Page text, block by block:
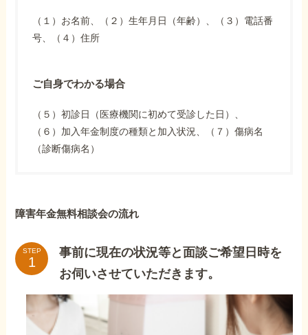
（１）お名前、（２）生年月日（年齢）、（３）電話番
号、（４）住所
ご自身でわかる場合
（５）初診日（医療機関に初めて受診した日）、
（６）加入年金制度の種類と加入状況、（７）傷病名
（診断傷病名）
障害年金無料相談会の流れ
STEP
事前に現在の状況等と面談ご希望日時を
お伺いさせていただきます。